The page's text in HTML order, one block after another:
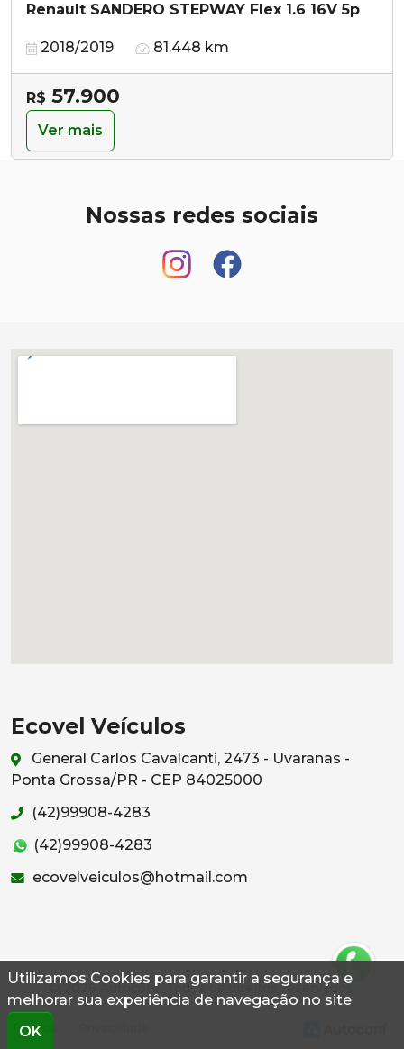
Utilizamos Cookies para garantir a segurança e
melhorar sua experiência de navegação no site
OK
Renault SANDERO STEPWAY Flex 1.6 16V 5p
2018/2019 81.448 km
R$ 57.900
Ver mais
Nossas redes sociais
Ecovel Veículos
General Carlos Cavalcanti, 2473 - Uvaranas -
Ponta Grossa/PR - CEP 84025000
(42)99908-4283
(42)99908-4283
ecovelveiculos@hotmail.com
© 2026 Autoconf. Todos os direitos reservados.
Termos